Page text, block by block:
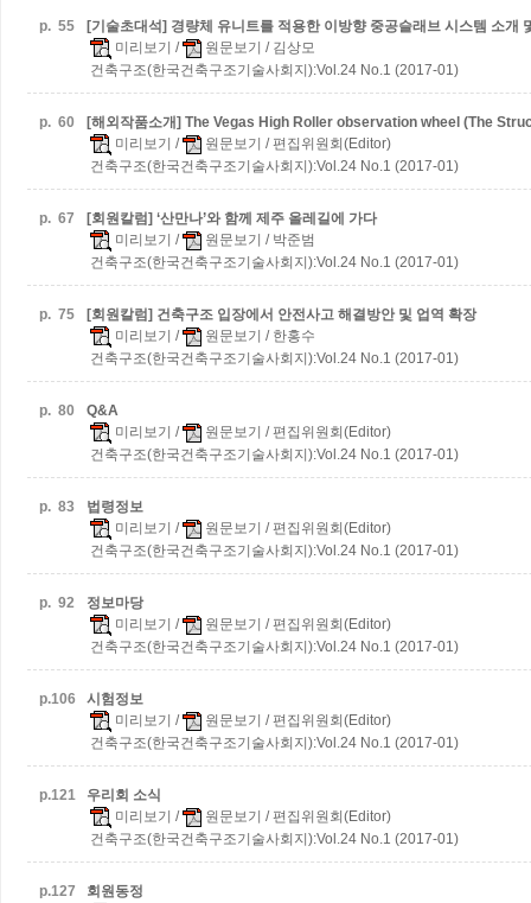
p. 55
[기술초대석] 경량체 유니트를 적용한 이방향 중공슬래브 시스템 소개
미리보기 / 원문보기 / 김상모
건축구조(한국건축구조기술사회지):Vol.24 No.1 (2017-01)
p. 60
[해외작품소개] The Vegas High Roller observation wheel (The
미리보기 / 원문보기 / 편집위원회(Editor)
건축구조(한국건축구조기술사회지):Vol.24 No.1 (2017-01)
p. 67
[회원칼럼] ‘산만나’와 함께 제주 올레길에 가다
미리보기 / 원문보기 / 박준범
건축구조(한국건축구조기술사회지):Vol.24 No.1 (2017-01)
p. 75
[회원칼럼] 건축구조 입장에서 안전사고 해결방안 및 업역 확장
미리보기 / 원문보기 / 한홍수
건축구조(한국건축구조기술사회지):Vol.24 No.1 (2017-01)
p. 80
Q&A
미리보기 / 원문보기 / 편집위원회(Editor)
건축구조(한국건축구조기술사회지):Vol.24 No.1 (2017-01)
p. 83
법령정보
미리보기 / 원문보기 / 편집위원회(Editor)
건축구조(한국건축구조기술사회지):Vol.24 No.1 (2017-01)
p. 92
정보마당
미리보기 / 원문보기 / 편집위원회(Editor)
건축구조(한국건축구조기술사회지):Vol.24 No.1 (2017-01)
p.106
시험정보
미리보기 / 원문보기 / 편집위원회(Editor)
건축구조(한국건축구조기술사회지):Vol.24 No.1 (2017-01)
p.121
우리회 소식
미리보기 / 원문보기 / 편집위원회(Editor)
건축구조(한국건축구조기술사회지):Vol.24 No.1 (2017-01)
p.127
회원동정